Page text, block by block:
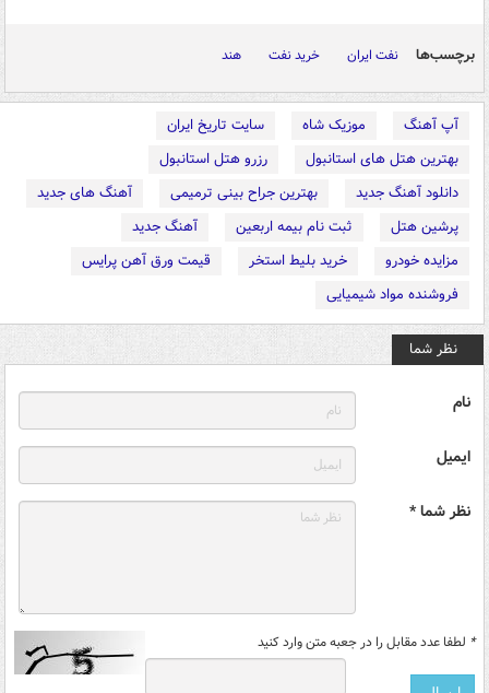
برچسب‌ها نفت ایران خرید نفت هند
آپ آهنگ موزیک شاه
سایت تاریخ ایران
بهترین هتل های استانبول
رزرو هتل استانبول
دانلود آهنگ جدید
بهترین جراح بینی ترمیمی
آهنگ های جدید
پرشین هتل
ثبت نام بیمه اربعین
آهنگ جدید
مزایده خودرو
خرید بلیط استخر
قیمت ورق آهن پرایس
فروشنده مواد شیمیایی
نظر شما
نام
ایمیل
نظر شما *
* لطفا عدد مقابل را در جعبه متن وارد کنید